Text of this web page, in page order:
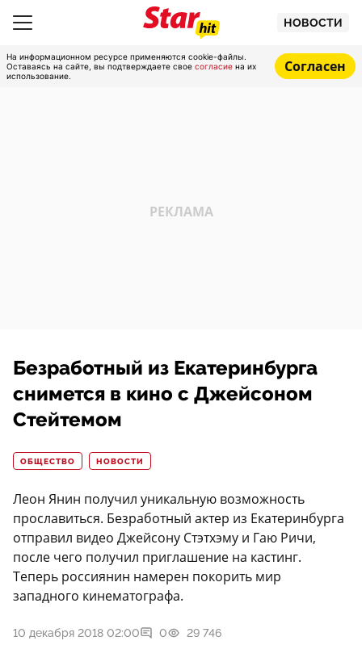
НОВОСТИ
На информационном ресурсе применяются cookie-файлы.
Оставаясь на сайте, вы подтверждаете свое согласие на их
использование.
Согласен
Безработный из Екатеринбурга
снимется в кино с Джейсоном
Стейтемом
ОБЩЕСТВО НОВОСТИ
Леон Янин получил уникальную возможность
прославиться. Безработный актер из Екатеринбурга
отправил видео Джейсону Стэтхэму и Гаю Ричи,
после чего получил приглашение на кастинг.
Теперь россиянин намерен покорить мир
западного кинематографа.
10 декабря 2018 02:00 0 29 746